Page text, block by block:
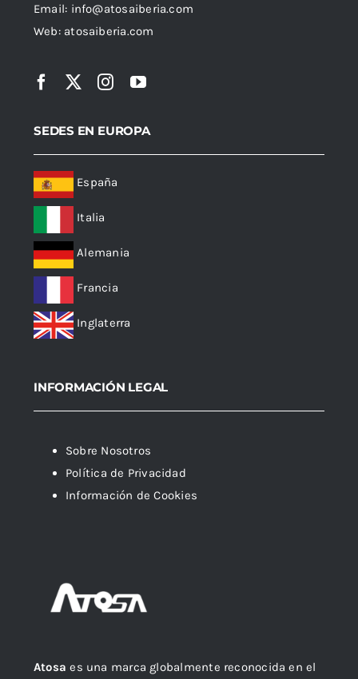
Atosa es una marca globalmente reconocida en el
Email: info@atosaiberia.com
Web: atosaiberia.com
SEDES EN EUROPA
España
Italia
Alemania
Francia
Inglaterra
INFORMACIÓN LEGAL
Sobre Nosotros
Política de Privacidad
Información de Cookies